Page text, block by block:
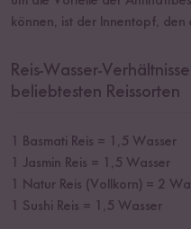
können, ist der Innentopf,
Reis-Wasser-
beliebtesten Reissorten
1 Basmati Reis = 1,5 Wasser
1 Jasmin Reis = 1,5 Wasser
1 Natur Reis (Vollkorn) = 2
1 Sushi Reis = 1,5 Wasser